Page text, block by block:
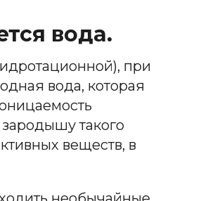
вода.
при
вода, которая
зародышу такого
веществ, в